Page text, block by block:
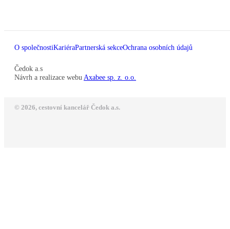
O společnostiKariéraPartnerská sekceOchrana osobních údajů
Čedok a.s
Návrh a realizace webu Axabee sp. z. o.o.
© 2026, cestovní kancelář Čedok a.s.